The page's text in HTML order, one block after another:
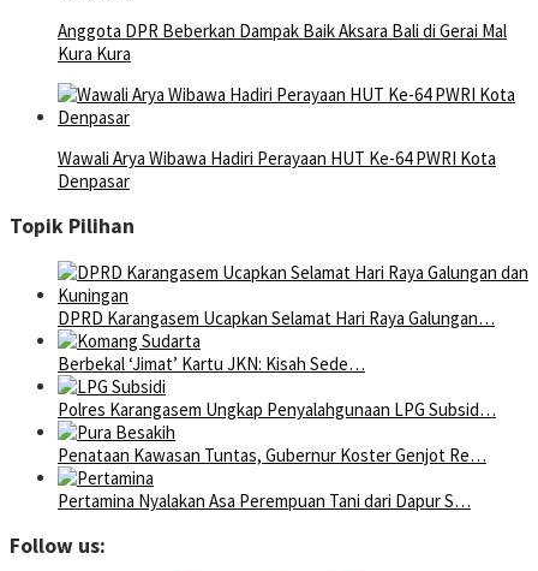
Anggota DPR Beberkan Dampak Baik Aksara Bali di Gerai Mal
Kura Kura
Wawali Arya Wibawa Hadiri Perayaan HUT Ke-64 PWRI Kota
Denpasar
Topik Pilihan
DPRD Karangasem Ucapkan Selamat Hari Raya Galungan…
Berbekal ‘Jimat’ Kartu JKN: Kisah Sede…
Polres Karangasem Ungkap Penyalahgunaan LPG Subsid…
Penataan Kawasan Tuntas, Gubernur Koster Genjot Re…
Pertamina Nyalakan Asa Perempuan Tani dari Dapur S…
Follow us: